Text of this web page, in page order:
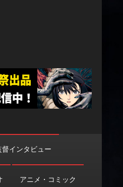
督インタビュー
アニメ・コミック